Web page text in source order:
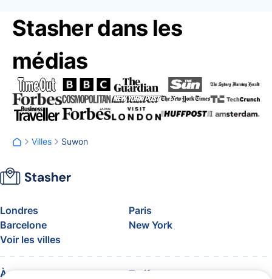
Stasher dans les
médias
Villes Suwon
Londres
Paris
Barcelone
New York
Voir les villes
À propos Tarifs